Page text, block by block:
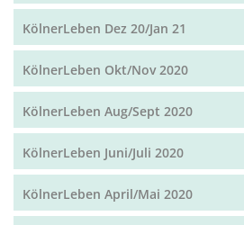
KölnerLeben Dez 20/Jan 21
KölnerLeben Okt/Nov 2020
KölnerLeben Aug/Sept 2020
KölnerLeben Juni/Juli 2020
KölnerLeben April/Mai 2020